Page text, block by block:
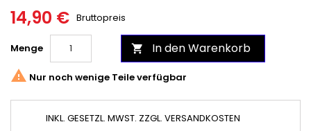
14,90 € Bruttopreis
Menge  In den Warenkorb
 Nur noch wenige Teile verfügbar
INKL. GESETZL. MWST. ZZGL. VERSANDKOSTEN